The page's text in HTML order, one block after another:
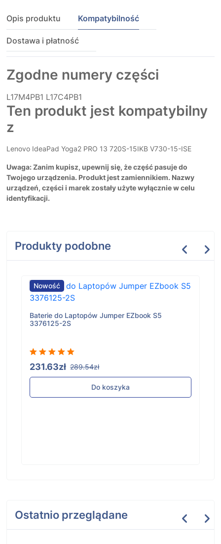
Opis produktu Kompatybilność
Dostawa i płatność
Zgodne numery części
L17M4PB1 L17C4PB1
Ten produkt jest kompatybilny
z
Lenovo IdeaPad Yoga2 PRO 13 720S-15IKB V730-15-ISE
Uwaga: Zanim kupisz, upewnij się, że część pasuje do
Twojego urządzenia. Produkt jest zamiennikiem. Nazwy
urządzeń, części i marek zostały użyte wyłącznie w celu
identyfikacji.
Produkty podobne
Nowość
Baterie do Laptopów Jumper EZbook S5
3376125-2S
231.63zł 289.54zł
Do koszyka
Ostatnio przeglądane